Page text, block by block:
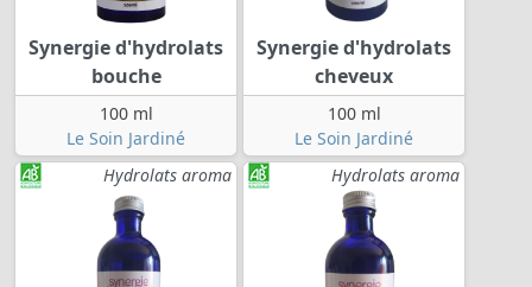
Synergie d'hydrolats
bouche
100 ml
Le Soin Jardiné
Synergie d'hydrolats
cheveux
100 ml
Le Soin Jardiné
Hydrolats aroma
Hydrolats aroma